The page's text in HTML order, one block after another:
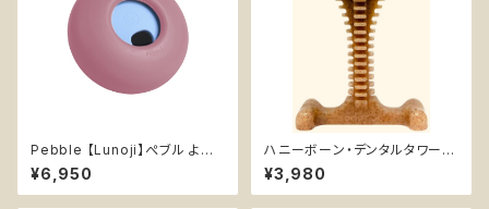
Pebble 【Lunoji】ぺブル より
楽しい食事タイム 知育玩具 エ
ンリッチメント 早食い防止
¥6,950
ハニーボーン・デンタルタワーX
L【SodaPup】デンタル 超耐久
性 丈夫 カミカミ おもちゃ チュ
ートイ 知育 エンリッチメ ソダパ
¥3,980